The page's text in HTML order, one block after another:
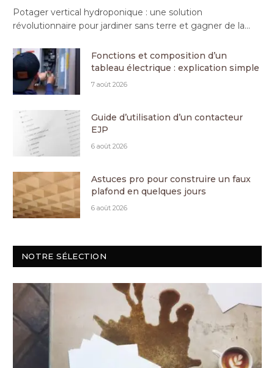
Potager vertical hydroponique : une solution
révolutionnaire pour jardiner sans terre et gagner de la…
Fonctions et composition d’un
tableau électrique : explication simple
7 août 2026
Guide d’utilisation d’un contacteur
EJP
6 août 2026
Astuces pro pour construire un faux
plafond en quelques jours
6 août 2026
NOTRE SÉLECTION